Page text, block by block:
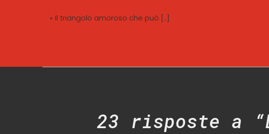
« Il triangolo amoroso che può [..]
23 risposte a